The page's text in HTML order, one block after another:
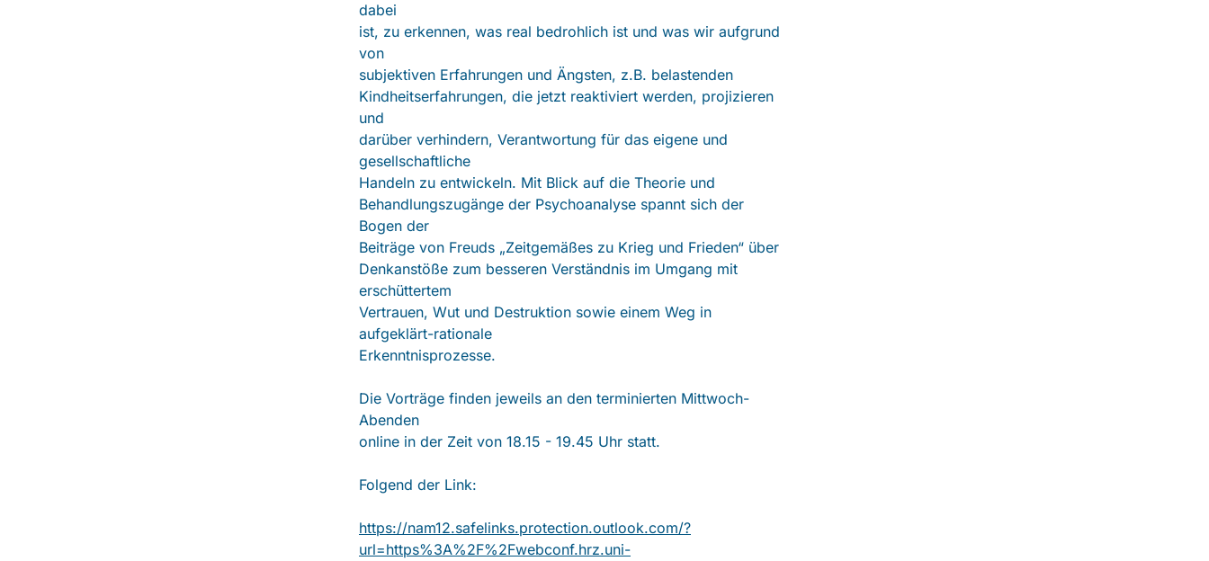
dabei
ist, zu erkennen, was real bedrohlich ist und was wir aufgrund
von
subjektiven Erfahrungen und Ängsten, z.B. belastenden
Kindheitserfahrungen, die jetzt reaktiviert werden, projizieren
und
darüber verhindern, Verantwortung für das eigene und
gesellschaftliche
Handeln zu entwickeln. Mit Blick auf die Theorie und
Behandlungszugänge der Psychoanalyse spannt sich der
Bogen der
Beiträge von Freuds „Zeitgemäßes zu Krieg und Frieden“ über
Denkanstöße zum besseren Verständnis im Umgang mit
erschüttertem
Vertrauen, Wut und Destruktion sowie einem Weg in
aufgeklärt-rationale
Erkenntnisprozesse.
Die Vorträge finden jeweils an den terminierten Mittwoch-
Abenden
online in der Zeit von 18.15 - 19.45 Uhr statt.
Folgend der Link:
https://nam12.safelinks.protection.outlook.com/?
url=https%3A%2F%2Fwebconf.hrz.uni-